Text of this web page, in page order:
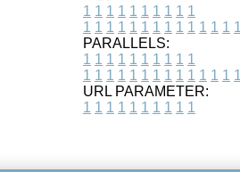
1 1 1 1 1 1 1 1 1 1
1 1 1 1 1 1 1 1 1 1 1 1 1 1
PARALLELS:
1 1 1 1 1 1 1 1 1 1
1 1 1 1 1 1 1 1 1 1 1 1 1 1
URL PARAMETER:
1 1 1 1 1 1 1 1 1 1